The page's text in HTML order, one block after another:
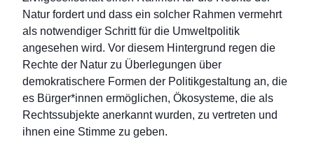
Natur fordert und dass ein solcher Rahmen vermehrt
als notwendiger Schritt für die Umweltpolitik
angesehen wird. Vor diesem Hintergrund regen die
Rechte der Natur zu Überlegungen über
demokratischere Formen der Politikgestaltung an, die
es Bürger*innen ermöglichen, Ökosysteme, die als
Rechtssubjekte anerkannt wurden, zu vertreten und
ihnen eine Stimme zu geben.